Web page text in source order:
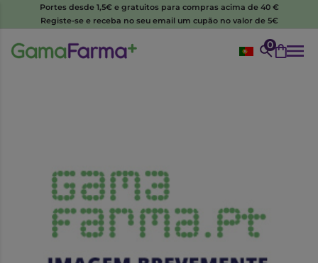
Portes desde 1,5€ e gratuitos para compras acima de 40 €
Registe-se e receba no seu email um cupão no valor de 5€
0